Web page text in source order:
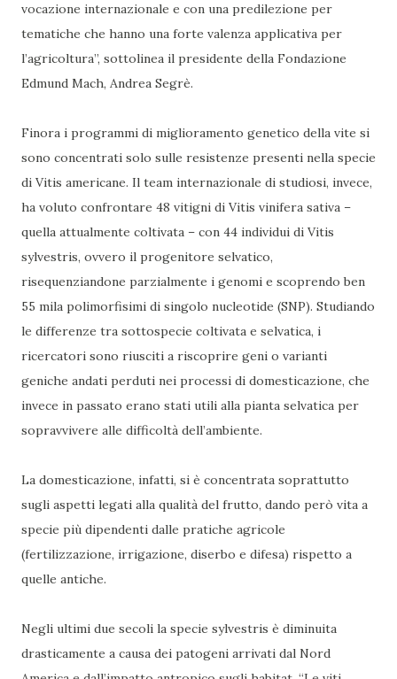
vocazione internazionale e con una predilezione per
tematiche che hanno una forte valenza applicativa per
l’agricoltura”, sottolinea il presidente della Fondazione
Edmund Mach, Andrea Segrè.
Finora i programmi di miglioramento genetico della vite si
sono concentrati solo sulle resistenze presenti nella specie
di Vitis americane. Il team internazionale di studiosi, invece,
ha voluto confrontare 48 vitigni di Vitis vinifera sativa –
quella attualmente coltivata – con 44 individui di Vitis
sylvestris, ovvero il progenitore selvatico,
risequenziandone parzialmente i genomi e scoprendo ben
55 mila polimorfisimi di singolo nucleotide (SNP). Studiando
le differenze tra sottospecie coltivata e selvatica, i
ricercatori sono riusciti a riscoprire geni o varianti
geniche andati perduti nei processi di domesticazione, che
invece in passato erano stati utili alla pianta selvatica per
sopravvivere alle difficoltà dell’ambiente.
La domesticazione, infatti, si è concentrata soprattutto
sugli aspetti legati alla qualità del frutto, dando però vita a
specie più dipendenti dalle pratiche agricole
(fertilizzazione, irrigazione, diserbo e difesa) rispetto a
quelle antiche.
Negli ultimi due secoli la specie sylvestris è diminuita
drasticamente a causa dei patogeni arrivati dal Nord